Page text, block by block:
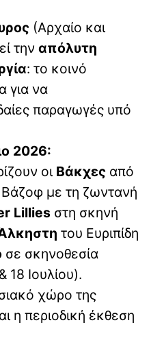
(Αρχαίο και
την απόλυτη
: το κοινό
για να
παραγωγές υπό
2026:
οι Βάκχες από
με τη ζωντανή
Lillies στη σκηνή
του Ευριπίδη
σε σκηνοθεσία
18 Ιουλίου).
χώρο της
η περιοδική έκθεση